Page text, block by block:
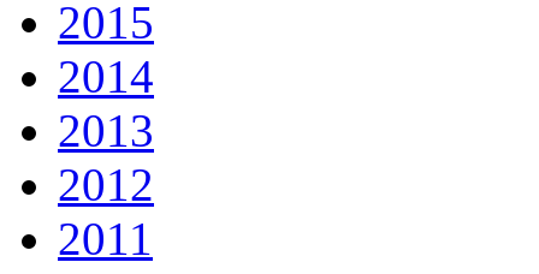
2015
2014
2013
2012
2011